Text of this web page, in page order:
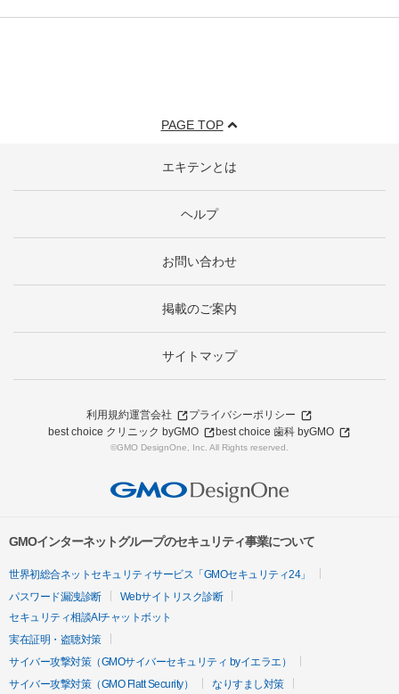
PAGE TOP
エキテンとは
ヘルプ
お問い合わせ
掲載のご案内
サイトマップ
利用規約運営会社
プライバシーポリシー
best choice クリニック byGMO
best choice 歯科 byGMO
©GMO DesignOne, Inc. All Rights reserved.
GMOインターネットグループのセキュリティ事業について
世界初総合ネットセキュリティサービス「GMOセキュリティ24」
パスワード漏洩診断
Webサイトリスク診断
セキュリティ相談AIチャットボット
実在証明・盗聴対策
サイバー攻撃対策（GMOサイバーセキュリティ byイエラエ）
サイバー攻撃対策（GMO Flatt Security）
なりすまし対策